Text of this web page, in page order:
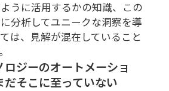
うに活用するかの知識、この
分析してユニークな洞察を導
は、見解が混在していること
ロジーのオートメーショ
だそこに至っていない